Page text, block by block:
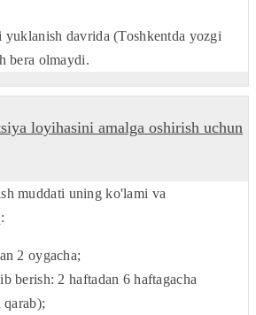
davrida (Toshkentda yozgi
bera olmaydi.
loyihasini amalga oshirish uchun
muddati uning ko'lami va
2 oygacha;
berish: 2 haftadan 6 haftagacha